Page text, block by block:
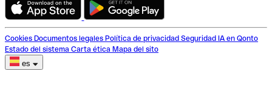
Cookies Documentos legales Política de privacidad Seguridad IA en Qonto
Estado del sistema Carta ética Mapa del sito
es